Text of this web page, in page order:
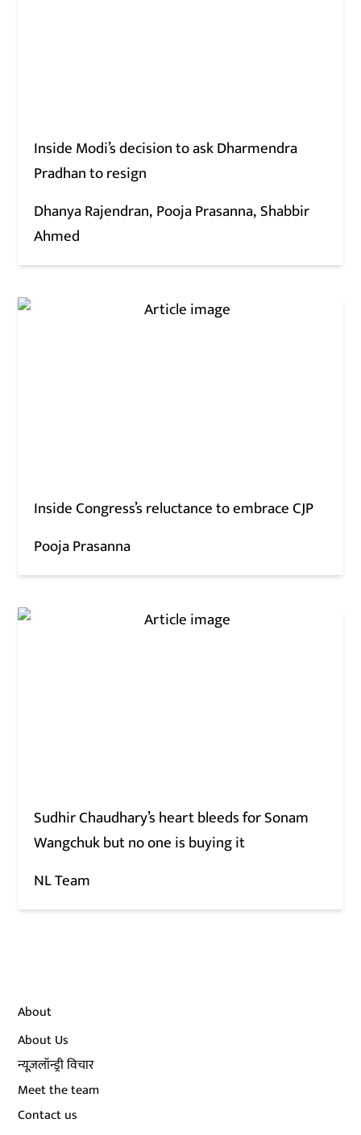
Inside Modi’s decision to ask Dharmendra
Pradhan to resign
Dhanya Rajendran Pooja Prasanna Shabbir
Ahmed
Inside Congress’s reluctance to embrace CJP
Pooja Prasanna
Sudhir Chaudhary’s heart bleeds for Sonam
Wangchuk but no one is buying it
NL Team
About
About Us
न्यूज़लॉन्ड्री विचार
Meet the team
Contact us